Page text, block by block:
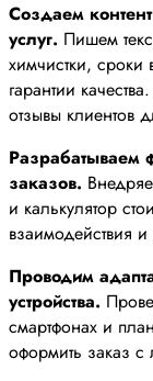
Создаем
услуг. Пишем
химчистки,
гарантии
отзывы клиентов
Разрабатываем
заказов.
и калькулятор
взаимодействия
Проводим
устройства.
смартфонах и
оформить заказ с